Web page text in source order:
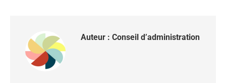
Auteur : Conseil d’administration